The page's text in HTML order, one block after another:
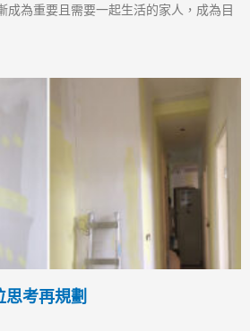
成為重要且需要一起生活的家人，成為目
考再規劃